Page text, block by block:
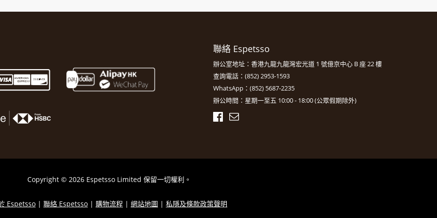
聯絡 Espetsso
辦公室地址：香港九龍九龍灣宏光道 1 號億京中心 B 座 22 樓
查詢電話：(852) 2953-1593
WhatsApp：(852) 5687-2235
辦公時間：星期一至五 10:00 - 18:00 (公眾假期除外)
Copyright © 2026 Espetsso Limited 保留一切權利。
Espetsso | 聯絡 Espetsso | 購物流程 | 網站地圖 | 私隱及條款政策聲明